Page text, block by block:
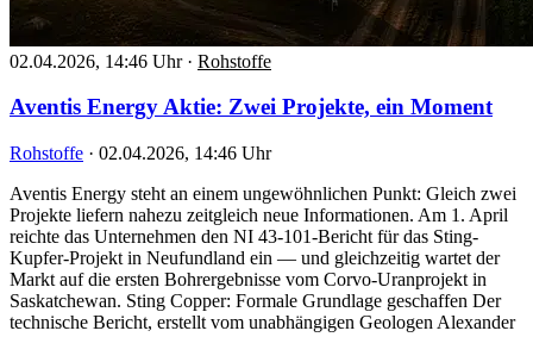
02.04.2026, 14:46 Uhr · Rohstoffe
Aventis Energy Aktie: Zwei Projekte, ein Moment
Rohstoffe · 02.04.2026, 14:46 Uhr
Aventis Energy steht an einem ungewöhnlichen Punkt: Gleich zwei
Projekte liefern nahezu zeitgleich neue Informationen. Am 1. April
reichte das Unternehmen den NI 43-101-Bericht für das Sting-
Kupfer-Projekt in Neufundland ein — und gleichzeitig wartet der
Markt auf die ersten Bohrergebnisse vom Corvo-Uranprojekt in
Saskatchewan. Sting Copper: Formale Grundlage geschaffen Der
technische Bericht, erstellt vom unabhängigen Geologen Alexander